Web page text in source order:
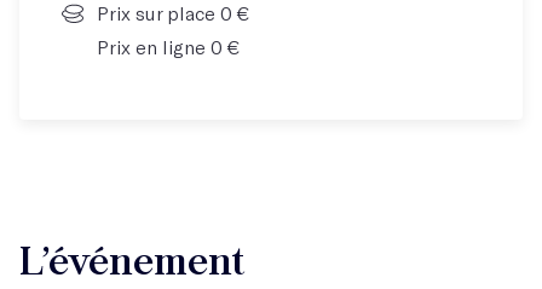
Prix sur place 0 €
Prix en ligne 0 €
L’événement